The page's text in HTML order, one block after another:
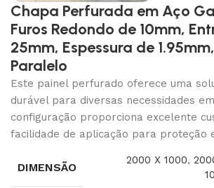
Chapa Perfurada em Aço
Furos Redondo de 10mm,
25mm, Espessura de
Paralelo
Este painel perfurado oferece uma
durável para diversas necessidades
configuração proporciona excelente
facilidade de aplicação para proteção
DIMENSÃO
2000 X 1000,